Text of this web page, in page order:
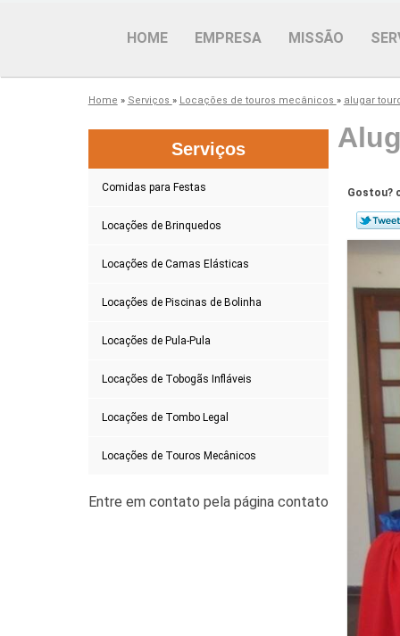
HOME EMPRESA MISSÃO
Home » Serviços » Locações de touros mecânicos » alugar
Serviços
Comidas para Festas
Locações de Brinquedos
Locações de Camas Elásticas
Locações de Piscinas de Bolinha
Locações de Pula-Pula
Locações de Tobogãs Infláveis
Locações de Tombo Legal
Locações de Touros Mecânicos
Gostou?